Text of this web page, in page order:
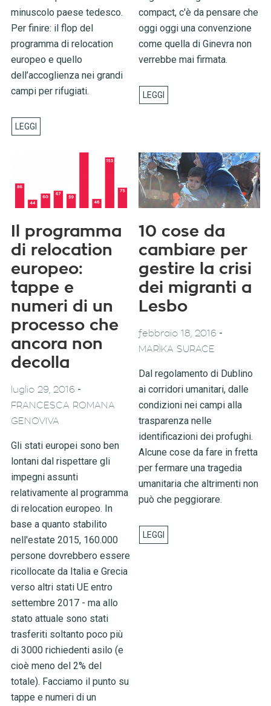
minuscolo paese tedesco.
Per finire: il flop del
programma di relocation
europeo e quello
dell’accoglienza nei grandi
campi per rifugiati.
compact, c'è da pensare che
oggi oggi una convenzione
come quella di Ginevra non
verrebbe mai firmata.
Il programma
di relocation
europeo:
tappe e
numeri di un
processo che
ancora non
decolla
luglio 29, 2016-
FRANCESCA ROMANA
GENOVIVA
Gli stati europei sono ben
lontani dal rispettare gli
impegni assunti
relativamente al programma
di relocation europeo. In
base a quanto stabilito
nell'estate 2015, 160.000
persone dovrebbero essere
ricollocate da Italia e Grecia
verso altri stati UE entro
settembre 2017 - ma allo
stato attuale sono stati
trasferiti soltanto poco più
di 3000 richiedenti asilo (e
cioè meno del 2% del
totale). Facciamo il punto su
tappe e numeri di un
10 cose da
cambiare per
gestire la crisi
dei migranti a
Lesbo
febbraio 18, 2016 -
MARÌKA SURACE
Dal regolamento di Dublino
ai corridori umanitari, dalle
condizioni nei campi alla
trasparenza nelle
identificazioni dei profughi.
Alcune cose da fare in fretta
per fermare una tragedia
umanitaria che altrimenti non
può che peggiorare.